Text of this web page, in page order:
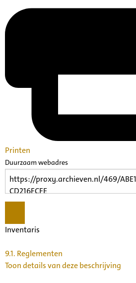
Printen
Duurzaam webadres
Inventaris
9.1. Reglementen
Toon details van deze beschrijving